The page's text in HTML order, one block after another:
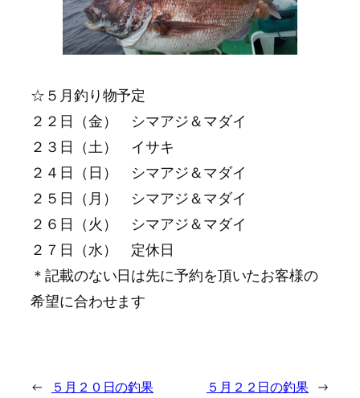
☆５月釣り物予定
２２日（金） シマアジ＆マダイ
２３日（土） イサキ
２４日（日） シマアジ＆マダイ
２５日（月） シマアジ＆マダイ
２６日（火） シマアジ＆マダイ
２７日（水） 定休日
＊記載のない日は先に予約を頂いたお客様の
希望に合わせます
← ５月２０日の釣果 ５月２２日の釣果 →